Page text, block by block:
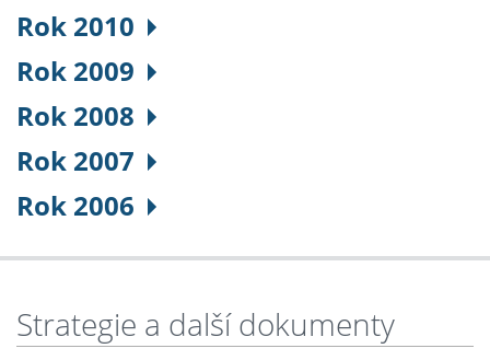
Rok 2010
Rok 2009
Rok 2008
Rok 2007
Rok 2006
Strategie a další dokumenty